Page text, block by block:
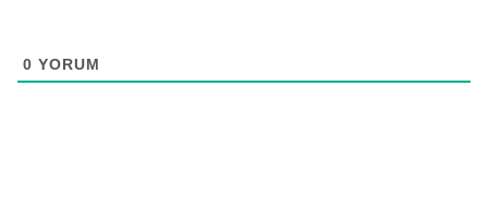
0 YORUM